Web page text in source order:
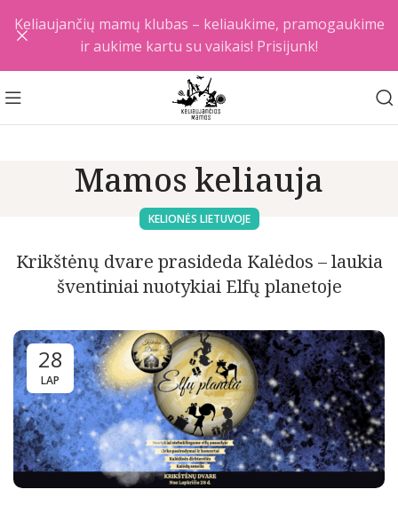
Mamos keliauja
KELIONĖS LIETUVOJE
Krikštėnų dvare prasideda Kalėdos – laukia
šventiniai nuotykiai Elfų planetoje
28
LAP
Keliaujančių mamų klubas – keliaukime, pramogaukime
ir aukime kartu su vaikais! Prisijunk!